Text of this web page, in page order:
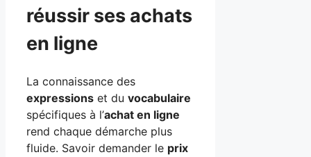
réussir ses achats
en ligne
La connaissance des
expressions et du vocabulaire
spécifiques à l’achat en ligne
rend chaque démarche plus
fluide. Savoir demander le prix